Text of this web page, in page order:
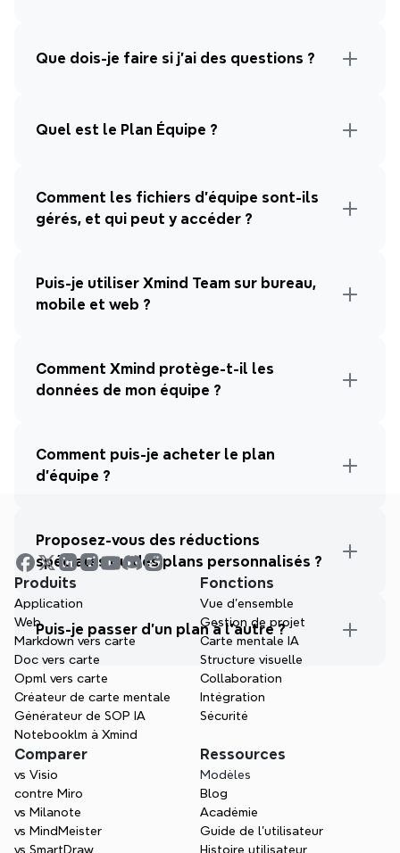
Que dois-je faire si j'ai des questions ?
Quel est le Plan Équipe ?
Comment les fichiers d'équipe sont-ils
gérés, et qui peut y accéder ?
Puis-je utiliser Xmind Team sur bureau,
mobile et web ?
Comment Xmind protège-t-il les
données de mon équipe ?
Comment puis-je acheter le plan
d'équipe ?
Proposez-vous des réductions
spéciales ou des plans personnalisés ?
Puis-je passer d'un plan à l'autre ?
Produits
Application
Web
Markdown vers carte
Doc vers carte
Opml vers carte
Créateur de carte mentale
Générateur de SOP IA
Notebooklm à Xmind
Fonctions
Vue d'ensemble
Gestion de projet
Carte mentale IA
Structure visuelle
Collaboration
Intégration
Sécurité
Comparer
vs Visio
contre Miro
vs Milanote
vs MindMeister
vs SmartDraw
Ressources
Modèles
Blog
Académie
Guide de l’utilisateur
Histoire utilisateur